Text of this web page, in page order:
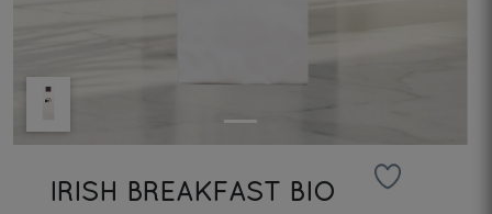
IRISH BREAKFAST BIO